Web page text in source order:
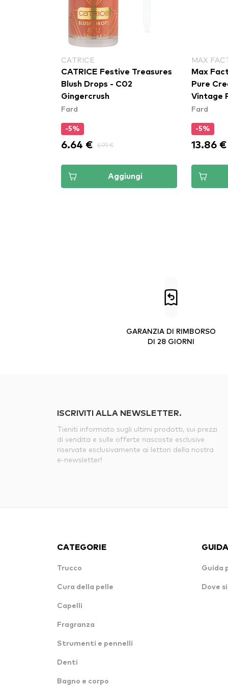
CATRICE
CATRICE Festive Treasures
Blush Drops - C02
Gingercrush
Fard
-5%
6.64 € 6.99 €
Aggiungi
MAX
Max
Pure
Vintage
Fard
-5%
13.86 €
GARANZIA DI RIMBORSO
DI 28 GIORNI
ISCRIVITI ALLA NEWSLETTER.
Tieniti informato sugli ultimi prodotti, sui prezzi
di vendita e sulle offerte nascoste esclusive
riservate esclusivamente ai lettori della nostra
e-newsletter!
CATEGORIE
Trucco
Cura della pelle
Capelli
Fragranza
Strumenti e pennelli
Denti
Bagno e corpo
Guida
Dove